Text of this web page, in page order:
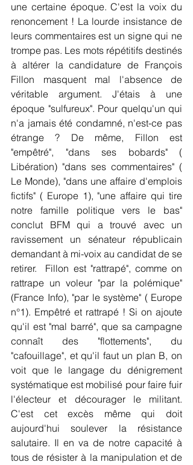
une certaine époque. C'est la voix du
renoncement ! La lourde insistance de
leurs commentaires est un signe qui ne
trompe pas. Les mots répétitifs destinés
à altérer la candidature de François
Fillon masquent mal l'absence de
véritable argument. J'étais à une
époque "sulfureux". Pour quelqu'un qui
n'a jamais été condamné, n'est-ce pas
étrange ? De même, Fillon est
"empêtré", "dans ses bobards" (
Libération) "dans ses commentaires" (
Le Monde), "dans une affaire d'emplois
fictifs" ( Europe 1), "une affaire qui tire
notre famille politique vers le bas"
conclut BFM qui a trouvé avec un
ravissement un sénateur républicain
demandant à mi-voix au candidat de se
retirer.  Fillon est "rattrapé", comme on
rattrape un voleur "par la polémique"
(France Info), "par le système" ( Europe
n°1). Empêtré et rattrapé ! Si on ajoute
qu'il est "mal barré", que sa campagne
connaît des "flottements", du
"cafouillage", et qu'il faut un plan B, on
voit que le langage du dénigrement
systématique est mobilisé pour faire fuir
l'électeur et décourager le militant.
C'est cet excès même qui doit
aujourd'hui soulever la résistance
salutaire. Il en va de notre capacité à
tous de résister à la manipulation et de